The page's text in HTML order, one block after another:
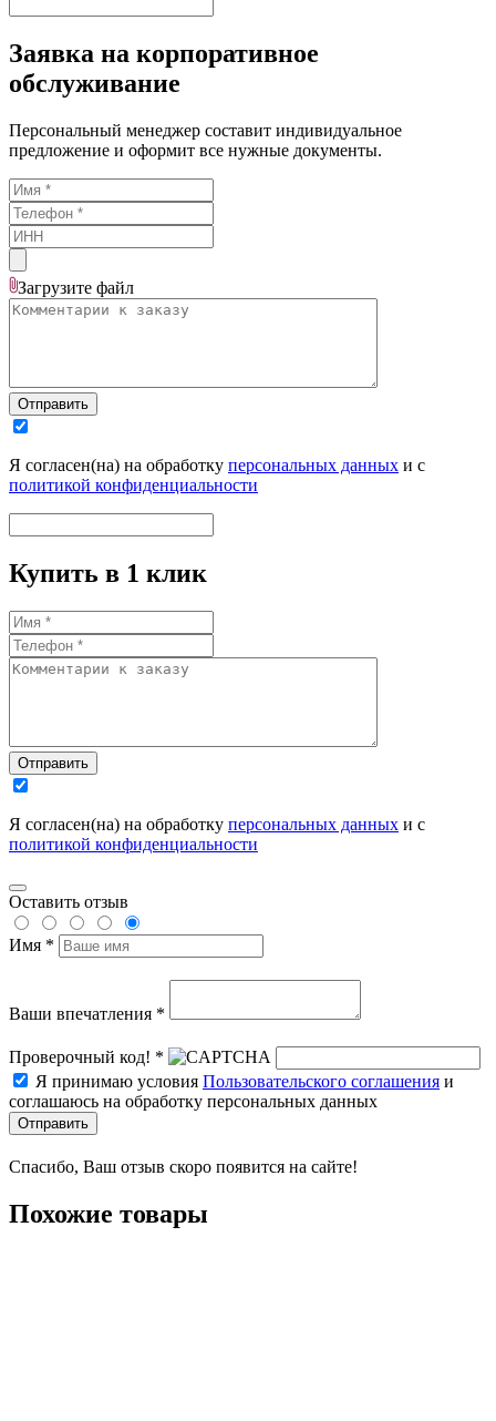
Заявка на корпоративное
обслуживание
Персональный менеджер составит индивидуальное
предложение и оформит все нужные документы.
Загрузите файл
Отправить
Я согласен(на) на обработку персональных данных и с
политикой конфиденциальности
Купить в 1 клик
Отправить
Я согласен(на) на обработку персональных данных и с
политикой конфиденциальности
Оставить отзыв
Имя *
Ваши впечатления *
Проверочный код! *
Я принимаю условия Пользовательского соглашения и
соглашаюсь на обработку персональных данных
Отправить
Спасибо, Ваш отзыв скоро появится на сайте!
Похожие товары